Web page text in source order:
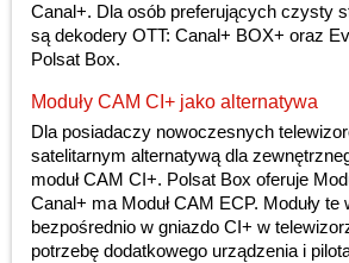
Canal+. Dla osób preferujących czysty
są dekodery OTT: Canal+ BOX+ oraz
Polsat Box.
Moduły CAM CI+ jako alternatywa
Dla posiadaczy nowoczesnych
satelitarnym alternatywą dla
moduł CAM CI+. Polsat Box oferuje
Canal+ ma Moduł CAM ECP. Moduły te
bezpośrednio w gniazdo CI+ w
potrzebę dodatkowego urządzenia i